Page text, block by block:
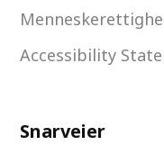
Accessibility
Snarveier